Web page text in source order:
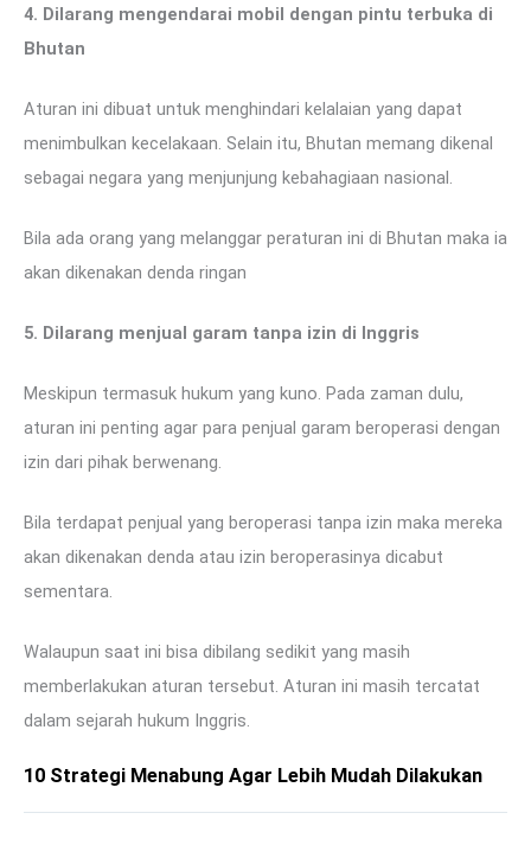
4. Dilarang mengendarai mobil dengan pintu terbuka di
Bhutan
Aturan ini dibuat untuk menghindari kelalaian yang dapat
menimbulkan kecelakaan. Selain itu, Bhutan memang dikenal
sebagai negara yang menjunjung kebahagiaan nasional.
Bila ada orang yang melanggar peraturan ini di Bhutan maka ia
akan dikenakan denda ringan
5. Dilarang menjual garam tanpa izin di Inggris
Meskipun termasuk hukum yang kuno. Pada zaman dulu,
aturan ini penting agar para penjual garam beroperasi dengan
izin dari pihak berwenang.
Bila terdapat penjual yang beroperasi tanpa izin maka mereka
akan dikenakan denda atau izin beroperasinya dicabut
sementara.
Walaupun saat ini bisa dibilang sedikit yang masih
memberlakukan aturan tersebut. Aturan ini masih tercatat
dalam sejarah hukum Inggris.
10 Strategi Menabung Agar Lebih Mudah Dilakukan